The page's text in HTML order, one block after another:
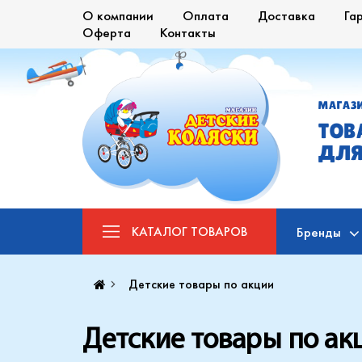
О компании Оплата Доставка
Оферта
Контакты
КАТАЛОГ ТОВАРОВ Бренды
Детские товары по акции
Детские товары по